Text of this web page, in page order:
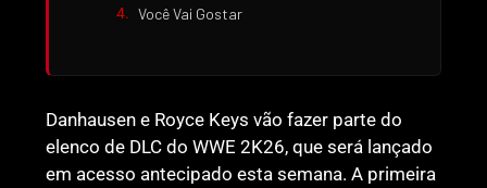
Você Vai Gostar
Danhausen e Royce Keys vão fazer parte do
elenco de DLC do WWE 2K26, que será lançado
em acesso antecipado esta semana. A primeira